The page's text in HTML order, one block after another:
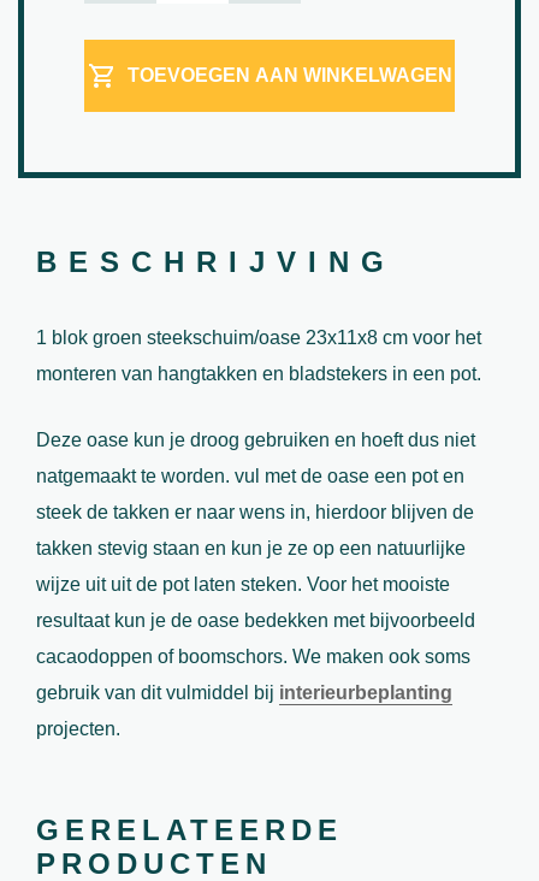
TOEVOEGEN AAN WINKELWAGEN
BESCHRIJVING
1 blok groen steekschuim/oase 23x11x8 cm voor het
monteren van hangtakken en bladstekers in een pot.
Deze oase kun je droog gebruiken en hoeft dus niet
natgemaakt te worden. vul met de oase een pot en
steek de takken er naar wens in, hierdoor blijven de
takken stevig staan en kun je ze op een natuurlijke
wijze uit uit de pot laten steken. Voor het mooiste
resultaat kun je de oase bedekken met bijvoorbeeld
cacaodoppen of boomschors. We maken ook soms
gebruik van dit vulmiddel bij interieurbeplanting
projecten.
GERELATEERDE
PRODUCTEN